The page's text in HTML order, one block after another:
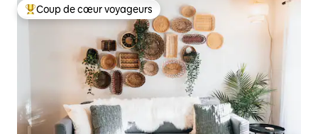
Coup de cœur voyageurs parmi les plus aimés
Coup de cœur voyageurs